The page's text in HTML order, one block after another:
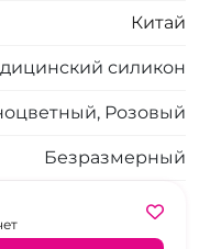
Китай
силикон
Розовый
Безразмерный